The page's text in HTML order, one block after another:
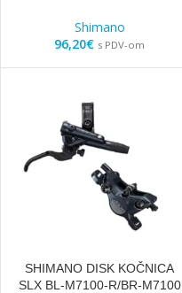
Shimano
96,20€ s PDV-om
SHIMANO DISK KOČNICA
SLX BL-M7100-R/BR-M7100